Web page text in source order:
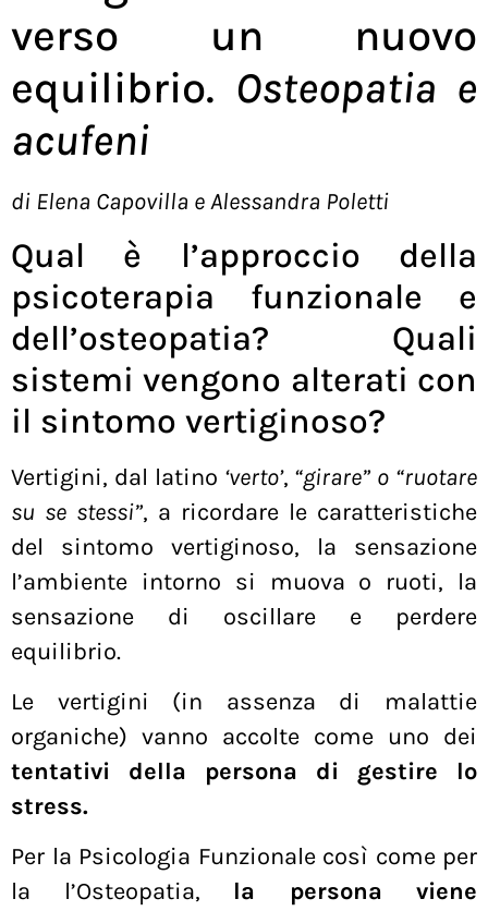
verso un nuovo
equilibrio. Osteopatia e
acufeni
di Elena Capovilla e Alessandra Poletti
Qual è l’approccio della
psicoterapia funzionale e
dell’osteopatia? Quali
sistemi vengono alterati con
il sintomo vertiginoso?
Vertigini, dal latino ‘verto’, “girare” o “ruotare
su se stessi”, a ricordare le caratteristiche
del sintomo vertiginoso, la sensazione
l’ambiente intorno si muova o ruoti, la
sensazione di oscillare e perdere
equilibrio.
Le vertigini (in assenza di malattie
organiche) vanno accolte come uno dei
tentativi della persona di gestire lo
stress.
Per la Psicologia Funzionale così come per
la l’Osteopatia, la persona viene